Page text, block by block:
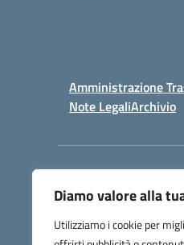
Diamo valore alla
Utilizziamo i cookie per
Amministrazione
Note LegaliArchivio